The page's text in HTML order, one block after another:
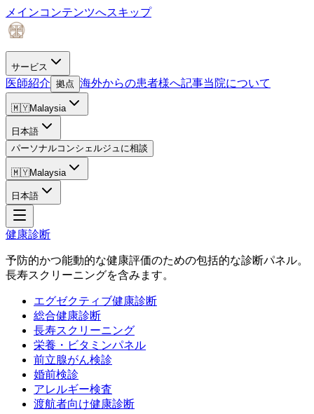
メインコンテンツへスキップ
サービス
医師紹介 拠点 海外からの患者様へ記事当院について
🇲🇾Malaysia
日本語
パーソナルコンシェルジュに相談
🇲🇾Malaysia
日本語
健康診断
予防的かつ能動的な健康評価のための包括的な診断パネル。
長寿スクリーニングを含みます。
エグゼクティブ健康診断
総合健康診断
長寿スクリーニング
栄養・ビタミンパネル
前立腺がん検診
婚前検診
アレルギー検査
渡航者向け健康診断